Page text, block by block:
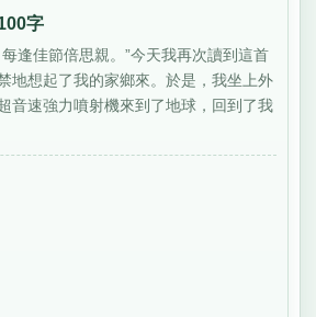
字
逢佳節倍思親。”今天我再次讀到這首
地想起了我的家鄉來。於是，我坐上外
音速強力噴射機來到了地球，回到了我